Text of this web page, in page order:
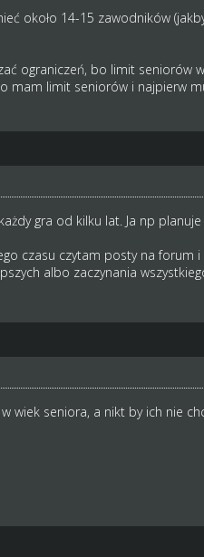
około 14-15 zawodników
ograniczeń, bo limit seniorów
mam limit seniorów i najpierw
gra od kilku lat. Ja np
czasu czytam posty na forum i
albo zaczynania
wiek seniora, a nikt by ich nie